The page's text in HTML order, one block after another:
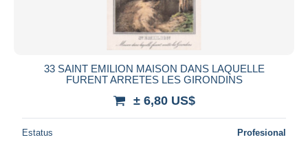
33 SAINT EMILION MAISON DANS LAQUELLE
FURENT ARRETES LES GIRONDINS
± 6,80 US$
Estatus Profesional